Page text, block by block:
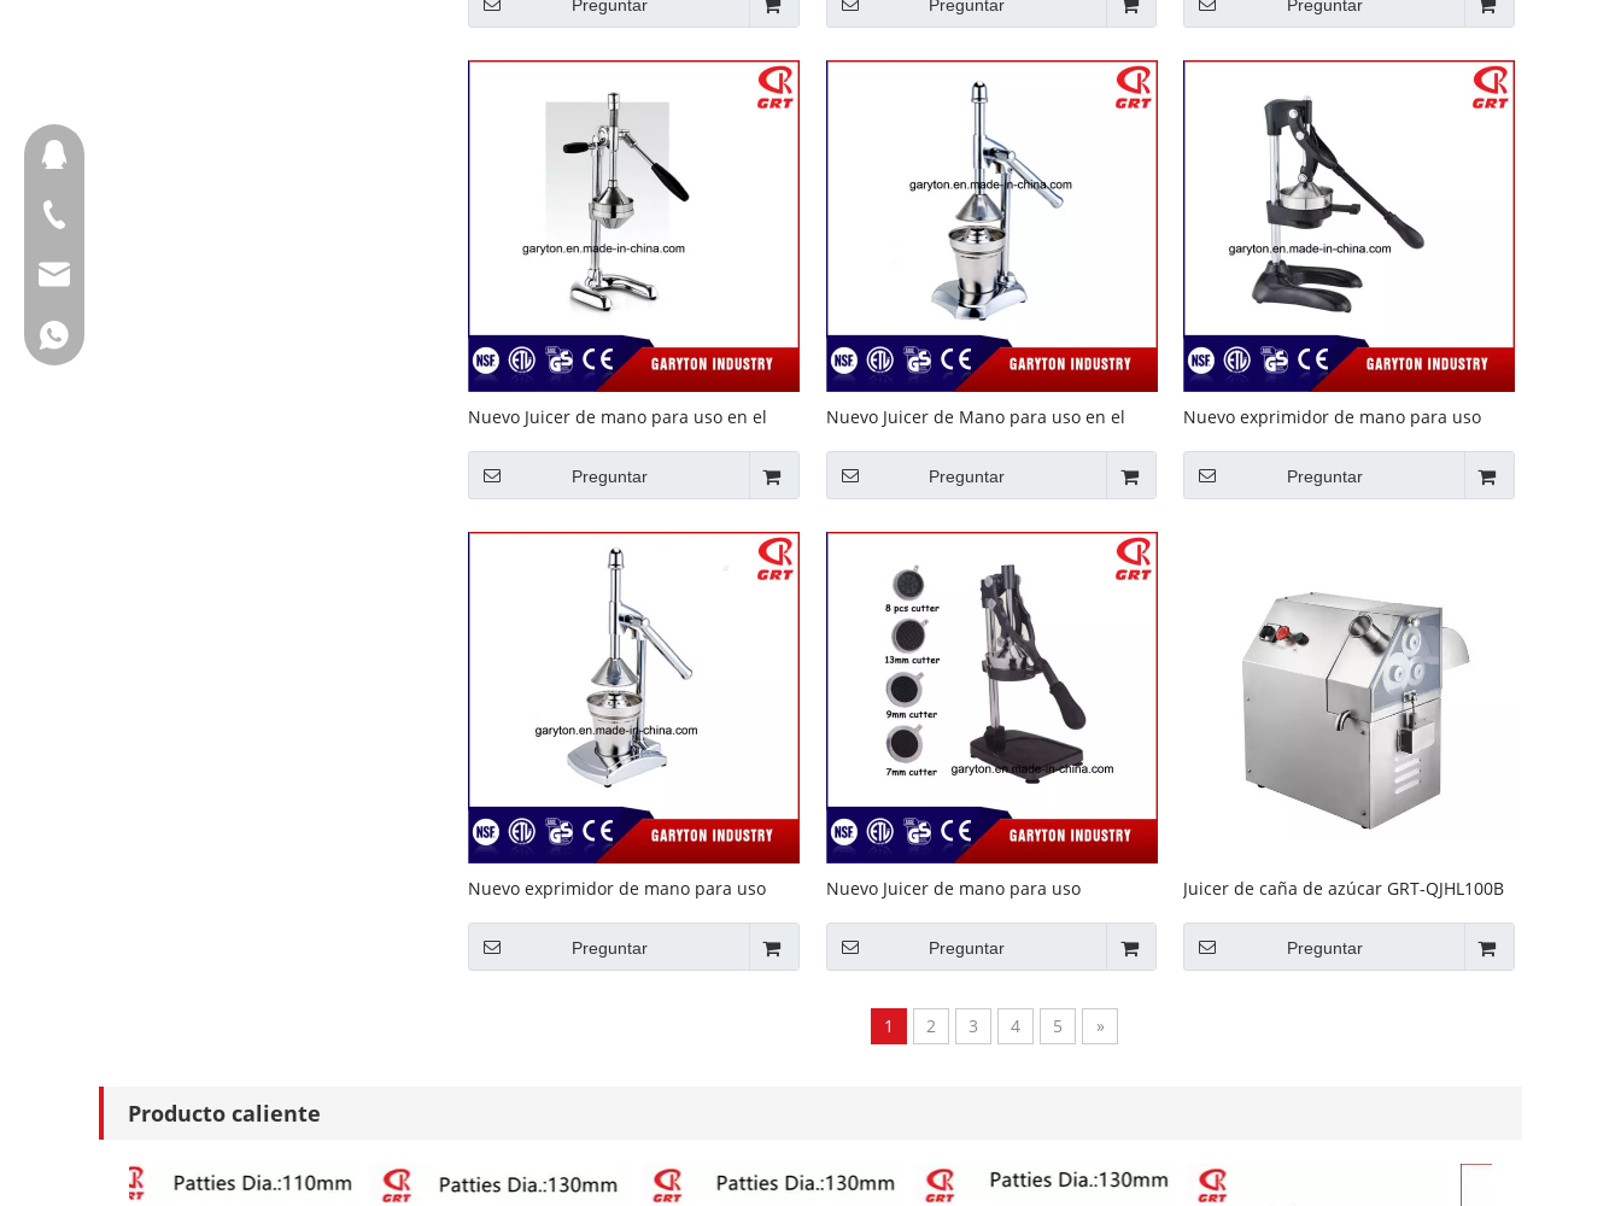
Preguntar Preguntar Preguntar
Nuevo Juicer de mano para uso en el
Preguntar
Nuevo Juicer de Mano para uso en el
Preguntar
Nuevo exprimidor de mano para uso
Preguntar
Nuevo exprimidor de mano para uso
Preguntar
Nuevo Juicer de mano para uso
CJ1258) Juicer manual
Preguntar
Juicer de caña de azúcar GRT-QJHL100B
Preguntar
1 2 3 4 5 »
Producto caliente